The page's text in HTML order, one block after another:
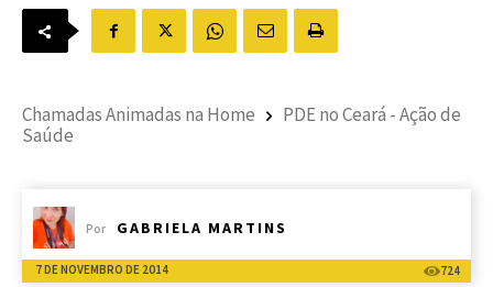
Chamadas Animadas na Home
PDE no Ceará - Ação de
Saúde
Por GABRIELA MARTINS
7 DE NOVEMBRO DE 2014 724